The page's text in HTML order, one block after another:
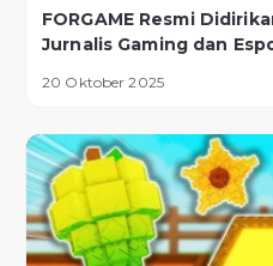
FORGAME Resmi
Jurnalis Gaming dan
20 Oktober 2025